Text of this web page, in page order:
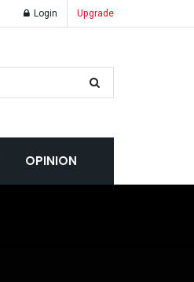
Login Upgrade
OPINION